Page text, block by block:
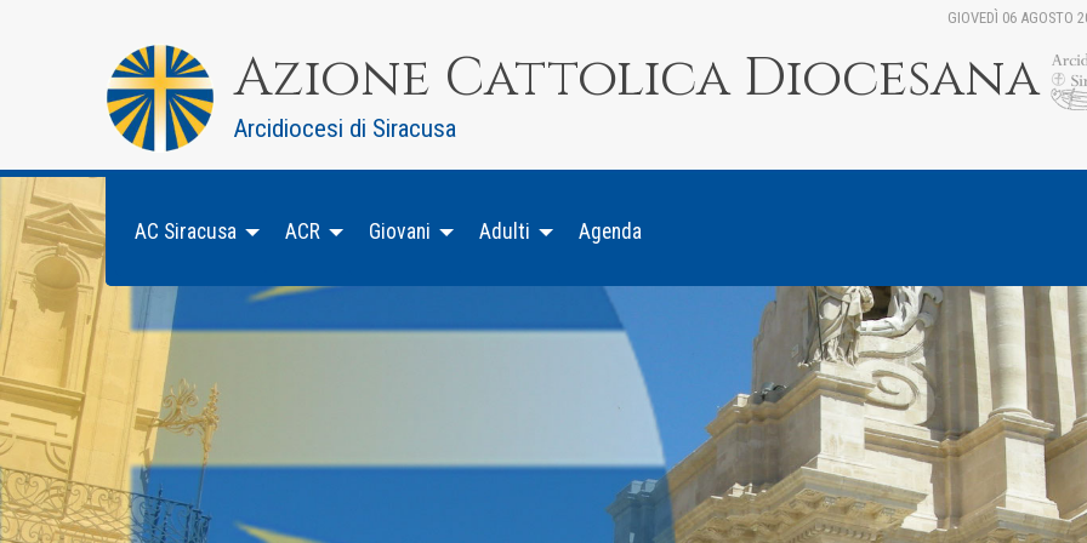
GIOVEDÌ 06 AGOSTO
Azione Cattolica Diocesana
Arcidiocesi di Siracusa
AC Siracusa ACR Giovani Adulti Agenda